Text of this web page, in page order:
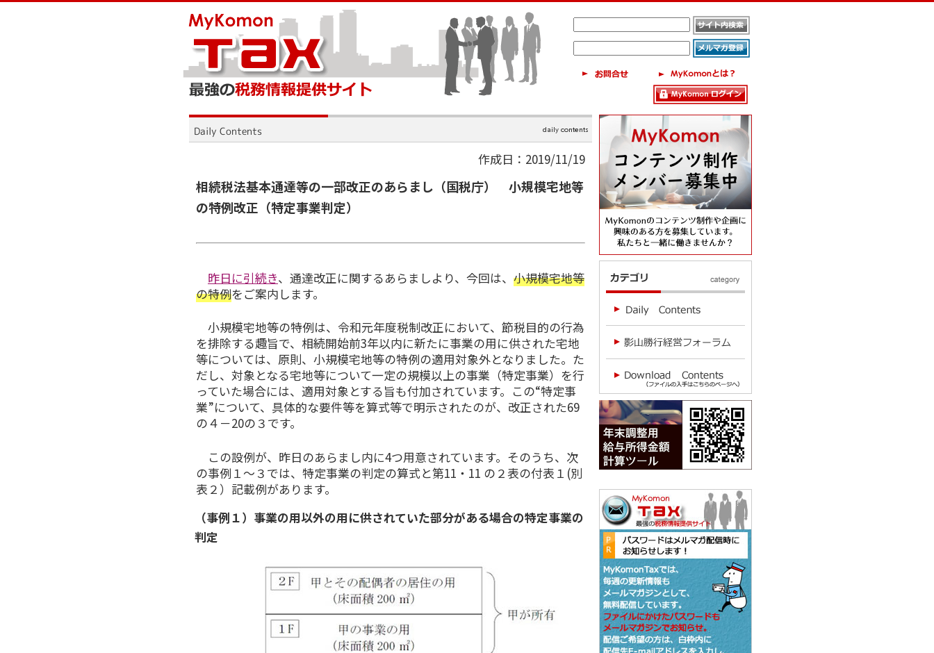
作成日：2019/11/19
相続税法基本通達等の一部改正のあらまし（国税庁） 小規模宅地等
の特例改正（特定事業判定）
昨日に引続き、通達改正に関するあらましより、今回は、 小規模宅地等
の特例をご案内します。
小規模宅地等の特例は、令和元年度税制改正において、節税目的の行為
を排除する趣旨で、相続開始前3年以内に新たに事業の用に供された宅地
等については、原則、小規模宅地等の特例の適用対象外となりました。た
だし、対象となる宅地等について一定の規模以上の事業（特定事業）を行
っていた場合には、適用対象とする旨も付加されています。この“特定事
業”について、具体的な要件等を算式等で明示されたのが、改正された69
の４－20の３です。
この設例が、昨日のあらまし内に4つ用意されています。そのうち、次
の事例１～３では、特定事業の判定の算式と第11・11 の２表の付表１(別
表２）記載例があります。
（事例１）事業の用以外の用に供されていた部分がある場合の特定事業の
判定